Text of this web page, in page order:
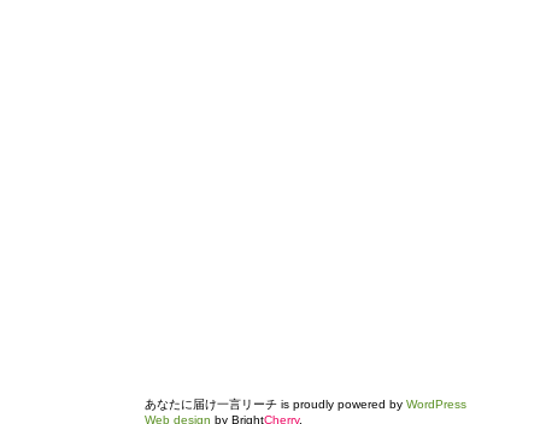
あなたに届け一言リーチ is proudly powered by WordPress
Web design by BrightCherry.